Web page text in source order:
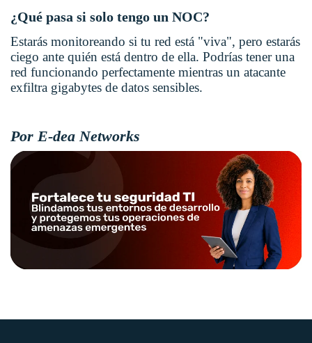
¿Qué pasa si solo tengo un NOC?
Estarás monitoreando si tu red está "viva", pero estarás
ciego ante quién está dentro de ella. Podrías tener una
red funcionando perfectamente mientras un atacante
exfiltra gigabytes de datos sensibles.
Por E-dea Networks